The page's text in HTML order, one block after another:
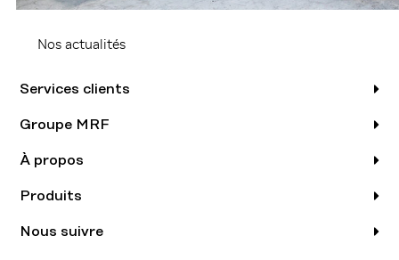
Nos actualités
Services clients
Groupe MRF
À propos
Produits
Nous suivre